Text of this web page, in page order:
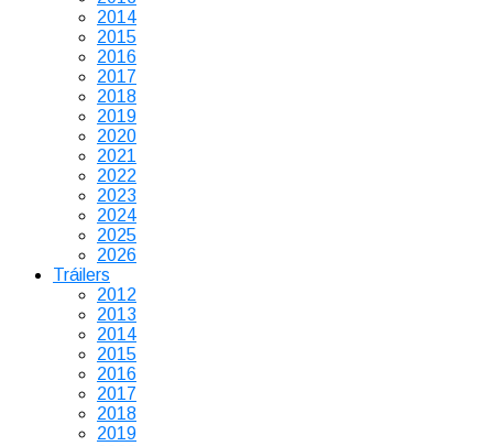
2014
2015
2016
2017
2018
2019
2020
2021
2022
2023
2024
2025
2026
Tráilers
2012
2013
2014
2015
2016
2017
2018
2019